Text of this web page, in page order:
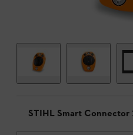
STIHL Smart Connector